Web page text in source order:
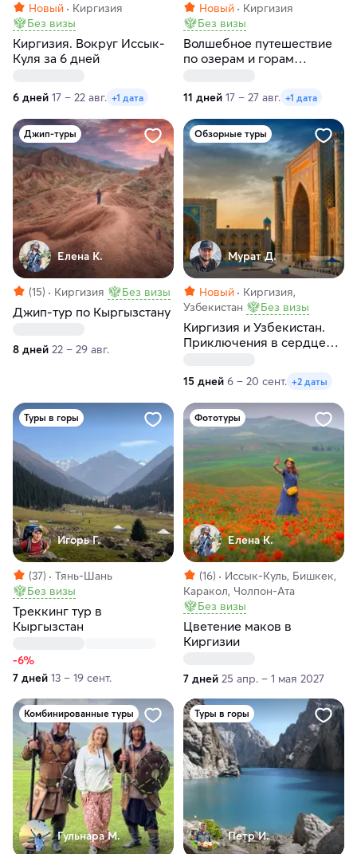
Новый
Киргизия
Без визы
Киргизия. Вокруг Иссык-
Куля за 6 дней
6 дней 17 – 22 авг. +1 дата
Новый
Киргизия
Без визы
Волшебное путешествие
по озерам и горам
11 дней 17 – 27 авг. +1 дата
Джип-туры
Елена К.
(15) Киргизия Без визы
Джип-тур по Кыргызстану
8 дней 22 – 29 авг.
Обзорные туры
Мурат Д.
Новый
Киргизия,
Узбекистан
Без визы
Киргизия и Узбекистан.
Приключения в сердце
15 дней 6 – 20 сент. +2 даты
Туры в горы
Игорь Г.
(37)
Тянь-Шань
Без визы
Треккинг тур в
Кыргызстан
-6%
7 дней 13 – 19 сент.
Фототуры
Елена К.
(16)
Иссык-Куль, Бишкек,
Каракол, Чолпон-Ата
Без визы
Цветение маков в
Киргизии
7 дней 25 апр. – 1 мая 2027
Комбинированные туры
Гульнара М.
Туры в горы
Петр И.